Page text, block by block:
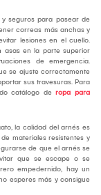
seguros para pasear de
correas más anchas y
lesiones en el cuello.
asas en la parte superior
de emergencia.
se ajuste correctamente
sus travesuras. Para
catálogo de ropa para
la calidad del arnés es
materiales resistentes y
de que el arnés se
que se escape o se
empedernido, hay un
esperes más y consigue